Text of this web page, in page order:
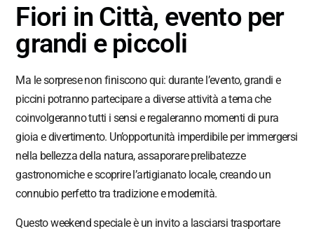
Fiori in Città, evento per
grandi e piccoli
Ma le sorprese non finiscono qui: durante l’evento, grandi e
piccini potranno partecipare a diverse attività a tema che
coinvolgeranno tutti i sensi e regaleranno momenti di pura
gioia e divertimento. Un’opportunità imperdibile per immergersi
nella bellezza della natura, assaporare prelibatezze
gastronomiche e scoprire l’artigianato locale, creando un
connubio perfetto tra tradizione e modernità.
Questo weekend speciale è un invito a lasciarsi trasportare